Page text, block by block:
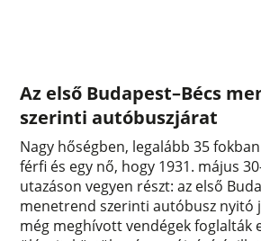
Az első Budapest–Bécs
szerinti autóbuszjárat
Nagy hőségben, legalább 35
férfi és egy nő, hogy 1931. május
utazáson vegyen részt: az első
menetrend szerinti autóbusz nyitó
még meghívott vendégek foglalták